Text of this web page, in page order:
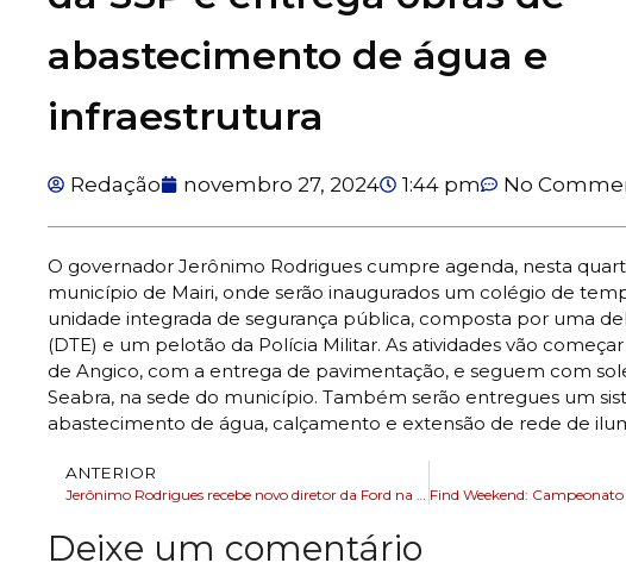
abastecimento de água e
infraestrutura
Redação novembro 27, 2024 1:44 pm No
O governador Jerônimo Rodrigues cumpre agenda, nesta
município de Mairi, onde serão inaugurados um colégio de
unidade integrada de segurança pública, composta por uma
(DTE) e um pelotão da Polícia Militar. As atividades vão
de Angico, com a entrega de pavimentação, e seguem com
Seabra, na sede do município. Também serão entregues um
abastecimento de água, calçamento e extensão de rede de
ANTERIOR
Deixe um comentário